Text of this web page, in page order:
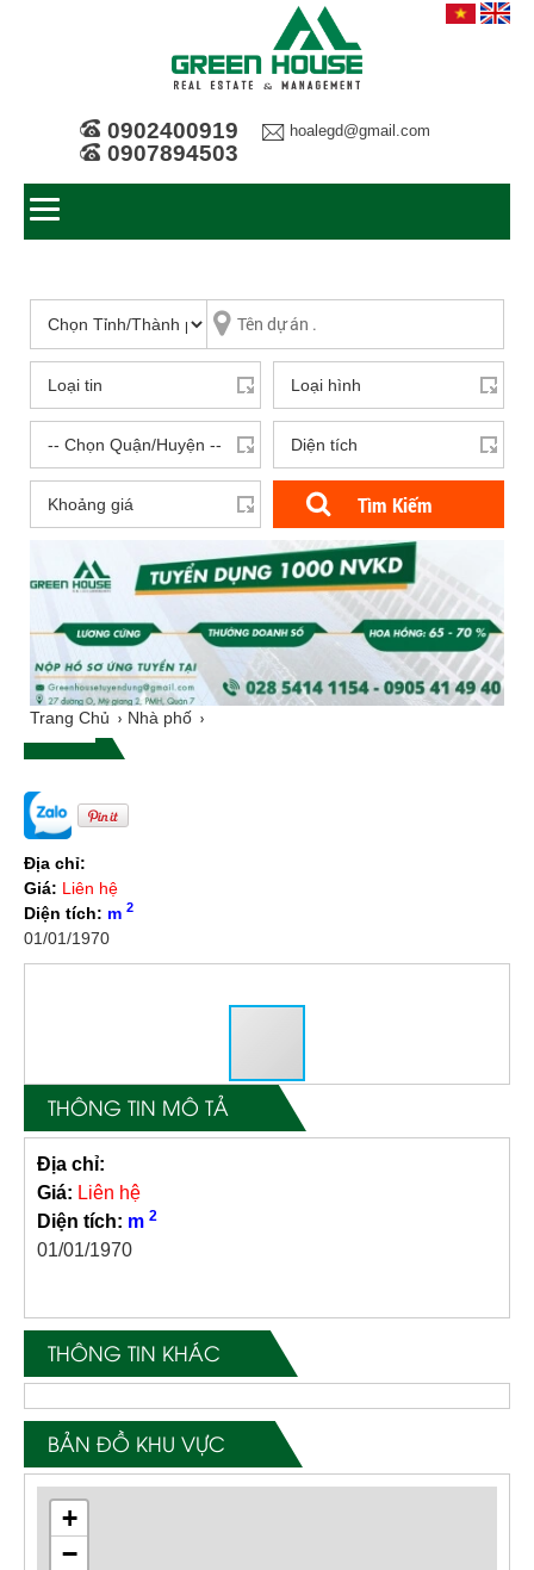
0902400919
0907894503
hoalegd@gmail.com
Tìm Kiếm
Trang Chủ Nhà phố
Địa chỉ:
Giá: Liên hệ
Diện tích: m 2
01/01/1970
THÔNG TIN MÔ TẢ
Địa chỉ:
Giá: Liên hệ
Diện tích: m 2
01/01/1970
THÔNG TIN KHÁC
BẢN ĐỒ KHU VỰC
+
−